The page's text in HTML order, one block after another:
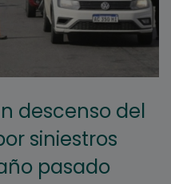
descenso del
siniestros
pasado